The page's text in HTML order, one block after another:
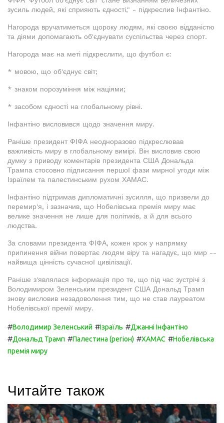
зусиль людей, які сприяють єдності," - підкреслив Інфантіно.
Нагорода вручатиметься щороку людям, які своєю відданістю
та діями допомагають об'єднувати суспільства через спорт.
Нагорода має на меті підкреслити, що футбол є:
* мовою, що об'єднує світ;
* знаком порозуміння між націями;
* засобом єдності на глобальному рівні.
Інфантіно висловився щодо значення миру.
Раніше президент ФІФА неодноразово підкреслював
важливість миру в глобальному вимірі. Він висловив свою
думку з приводу коментарів президента США Дональда
Трампа стосовно підписання першої фази мирної угоди між
Ізраїлем та палестинським рухом ХАМАС.
Інфантіно підтримав дипломатичні зусилля, що призвели до
перемир'я, і зазначив, що Нобелівська премія миру має
велике значення не лише для політиків, а й для всього
людства.
За словами президента ФІФА, кожен крок у напрямку
припинення війни повертає людям віру та нагадує, що мир --
найвища цінність сучасної цивілізації.
Раніше з'являлася інформація про те, що під час зустрічі з
Володимиром Зеленським президент США Дональд Трамп
знову висловив незадоволення тим, що не став лауреатом
Нобелівської премії миру.
#Володимир Зеленський #Ізраїль #Джанні Інфантіно
#Дональд Трамп #Палестина (регіон) #ХАМАС #Нобелівська
премія миру
Читайте також